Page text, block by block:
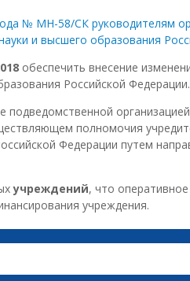
№ МН-58/СК руководителям
и высшего образования
обеспечить внесение
Российской Федерации.
полномочия
Федерации путем
учреждений, что
учреждения.